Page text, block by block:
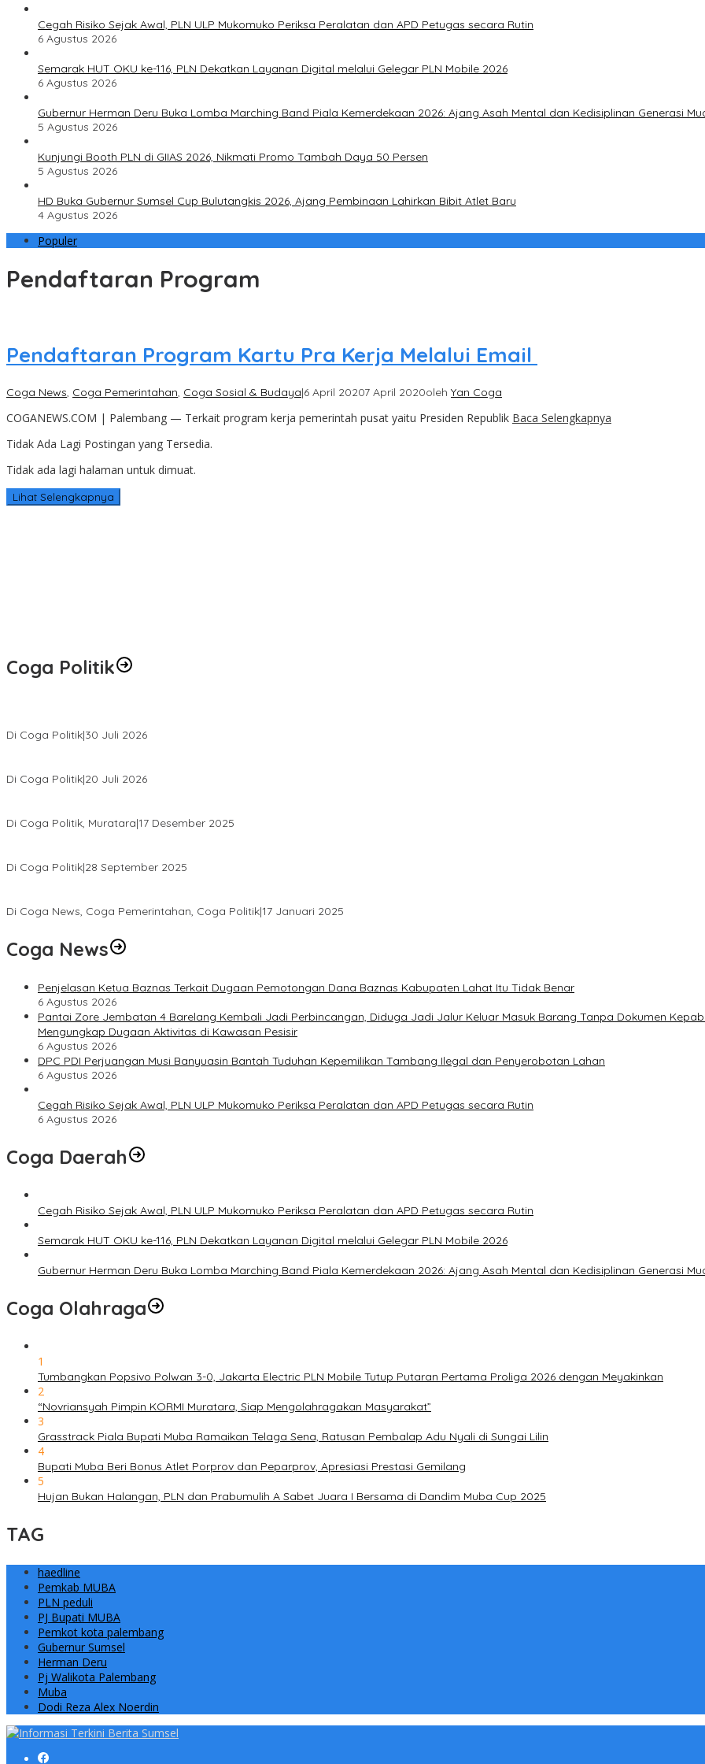
Cegah Risiko Sejak Awal, PLN ULP Mukomuko Periksa Peralatan dan APD Petugas secara Rutin
6 Agustus 2026
Semarak HUT OKU ke-116, PLN Dekatkan Layanan Digital melalui Gelegar PLN Mobile 2026
6 Agustus 2026
Gubernur Herman Deru Buka Lomba Marching Band Piala Kemerdekaan 2026: Ajang Asah Mental dan Kedisiplinan Generasi
5 Agustus 2026
Kunjungi Booth PLN di GIIAS 2026, Nikmati Promo Tambah Daya 50 Persen
5 Agustus 2026
HD Buka Gubernur Sumsel Cup Bulutangkis 2026, Ajang Pembinaan Lahirkan Bibit Atlet Baru
4 Agustus 2026
Populer
Pendaftaran Program
Pendaftaran Program Kartu Pra Kerja Melalui Email
Coga News, Coga Pemerintahan, Coga Sosial & Budaya|6 April 20207 April 2020oleh Yan Coga
COGANEWS.COM | Palembang — Terkait program kerja pemerintah pusat yaitu Presiden Republik Baca Selengkapnya
Tidak Ada Lagi Postingan yang Tersedia.
Tidak ada lagi halaman untuk dimuat.
Lihat Selengkapnya
Coga Politik
Di Coga Politik|30 Juli 2026
Di Coga Politik|20 Juli 2026
Di Coga Politik, Muratara|17 Desember 2025
Di Coga Politik|28 September 2025
Di Coga News, Coga Pemerintahan, Coga Politik|17 Januari 2025
Coga News
Penjelasan Ketua Baznas Terkait Dugaan Pemotongan Dana Baznas Kabupaten Lahat Itu Tidak Benar
6 Agustus 2026
Pantai Zore Jembatan 4 Barelang Kembali Jadi Perbincangan, Diduga Jadi Jalur Keluar Masuk Barang Tanpa Dokumen
Mengungkap Dugaan Aktivitas di Kawasan Pesisir
6 Agustus 2026
DPC PDI Perjuangan Musi Banyuasin Bantah Tuduhan Kepemilikan Tambang Ilegal dan Penyerobotan Lahan
6 Agustus 2026
Cegah Risiko Sejak Awal, PLN ULP Mukomuko Periksa Peralatan dan APD Petugas secara Rutin
6 Agustus 2026
Coga Daerah
Cegah Risiko Sejak Awal, PLN ULP Mukomuko Periksa Peralatan dan APD Petugas secara Rutin
Semarak HUT OKU ke-116, PLN Dekatkan Layanan Digital melalui Gelegar PLN Mobile 2026
Gubernur Herman Deru Buka Lomba Marching Band Piala Kemerdekaan 2026: Ajang Asah Mental dan Kedisiplinan Generasi
Coga Olahraga
1
Tumbangkan Popsivo Polwan 3-0, Jakarta Electric PLN Mobile Tutup Putaran Pertama Proliga 2026 dengan Meyakinkan
2
“Novriansyah Pimpin KORMI Muratara, Siap Mengolahragakan Masyarakat”
3
Grasstrack Piala Bupati Muba Ramaikan Telaga Sena, Ratusan Pembalap Adu Nyali di Sungai Lilin
4
Bupati Muba Beri Bonus Atlet Porprov dan Peparprov, Apresiasi Prestasi Gemilang
5
Hujan Bukan Halangan, PLN dan Prabumulih A Sabet Juara I Bersama di Dandim Muba Cup 2025
TAG
haedline
Pemkab MUBA
PLN peduli
PJ Bupati MUBA
Pemkot kota palembang
Gubernur Sumsel
Herman Deru
Pj Walikota Palembang
Muba
Dodi Reza Alex Noerdin